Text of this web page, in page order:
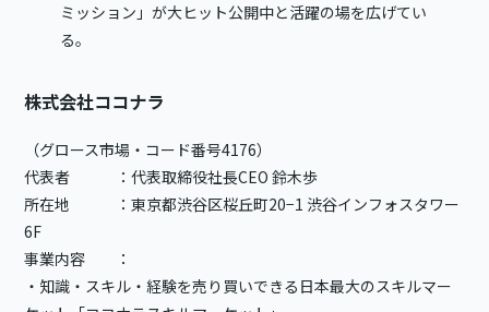
ミッション」が大ヒット公開中と活躍の場を広げてい
る。
株式会社ココナラ
（グロース市場・コード番号4176）
代表者 ：代表取締役社長CEO 鈴木歩
所在地 ：東京都渋谷区桜丘町20−1 渋谷インフォスタワー
6F
事業内容 ：
・知識・スキル・経験を売り買いできる日本最大のスキルマー